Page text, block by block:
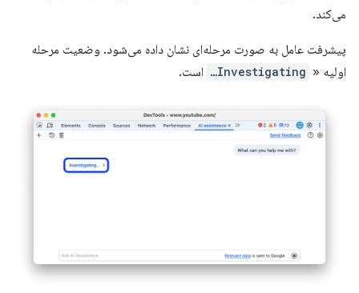
می‌کند.
پیشرفت عامل به صورت مرحله‌ای نشان داده می‌شود. وضعیت مرحله
اولیه « Investigating… است.